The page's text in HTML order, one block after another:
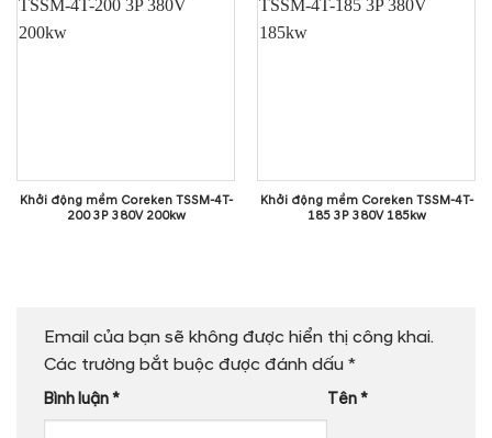
Khởi động mềm Coreken TSSM-4T-
200 3P 380V 200kw
Khởi động mềm Coreken TSSM-4T-
185 3P 380V 185kw
Email của bạn sẽ không được hiển thị công khai.
Các trường bắt buộc được đánh dấu *
Bình luận* Tên*